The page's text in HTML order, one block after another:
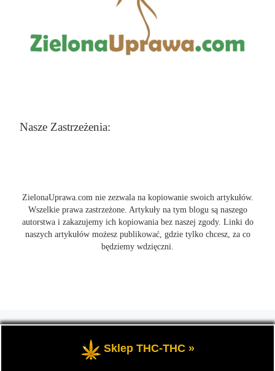
Nasze Zastrzeżenia:
ZielonaUprawa.com nie zezwala na kopiowanie swoich artykułów.
Wszelkie prawa zastrzeżone. Artykuły na tym blogu są naszego
autorstwa i zakazujemy ich kopiowania bez naszej zgody. Linki do
naszych artykułów możesz publikować, gdzie tylko chcesz, za co
będziemy wdzięczni.
wszystko o uprawie i hodowli marihunay, roślin konopi indoor
oraz outdoor.
Sklep THC-THC »